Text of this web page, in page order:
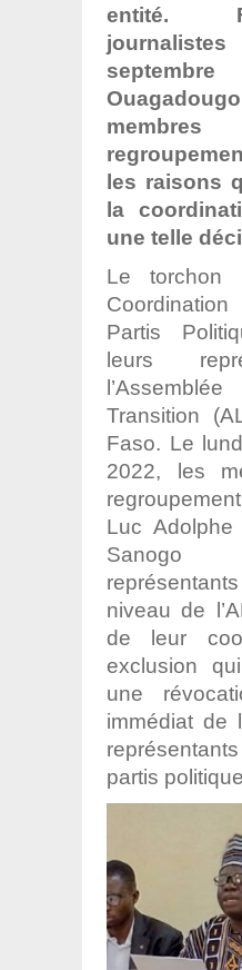
entité.
les raisons
la
une telle
Le torchon
Partis
leurs
Transition
Faso. Le
2022, les
Luc
Sanogo
niveau de
de leur
exclusion
une
immédiat de
partis